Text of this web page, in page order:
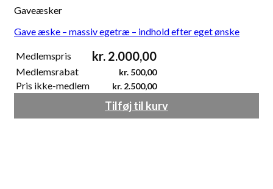
Gaveæsker
Gave æske – massiv egetræ – indhold efter eget ønske
Medlemspris kr. 2.000,00
Medlemsrabat kr. 500,00
Pris ikke-medlem kr. 2.500,00
Tilføj til kurv